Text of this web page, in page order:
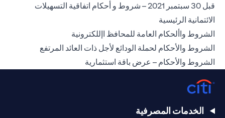
قبل 30 سبتمبر 2021 – شروط و أحكام اتفاقية التسهيلات
الائتمانية الرئيسية
الشروط واألحكام العامة للمحافظ اإللكترونية
الشروط والأحكام لحملة الودائع لأجل ذات العائد المرتفع
الشروط والأحكام – عرض باقة استثمارية
الخدمات المصرفية